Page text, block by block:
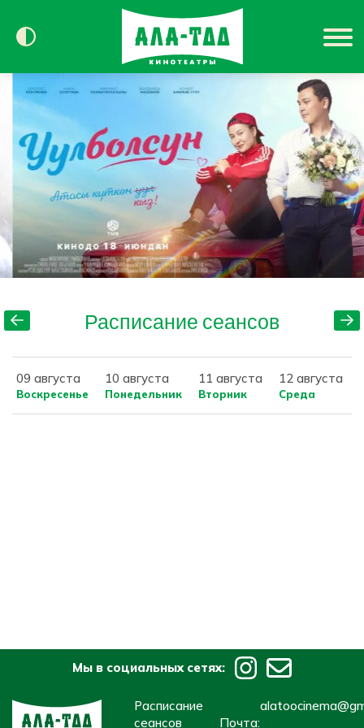
Сегодня в кино
Расписание
Контакты
Расписание сеансов
09 августа
Воскресенье
10 августа
Понедельник
11 августа
Вторник
12 августа
Среда
Мы в социальных сетях:
Расписание
сеансов
Почта: